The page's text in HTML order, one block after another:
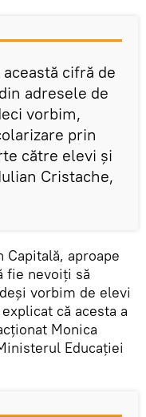
această cifră de
adresele de
vorbim,
prin
către elevi și
Cristache,
Capitală, aproape
fie nevoiți să
vorbim de elevi
că acesta a
Monica
Educației